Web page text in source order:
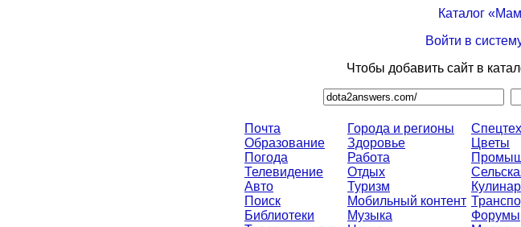
Каталог
Войти в
Чтобы добавить сайт в
Почта
Образование
Погода
Телевидение
Авто
Поиск
Библиотеки
Города и регионы
Здоровье
Работа
Отдых
Туризм
Мобильный контент
Музыка
Цветы
Форумы